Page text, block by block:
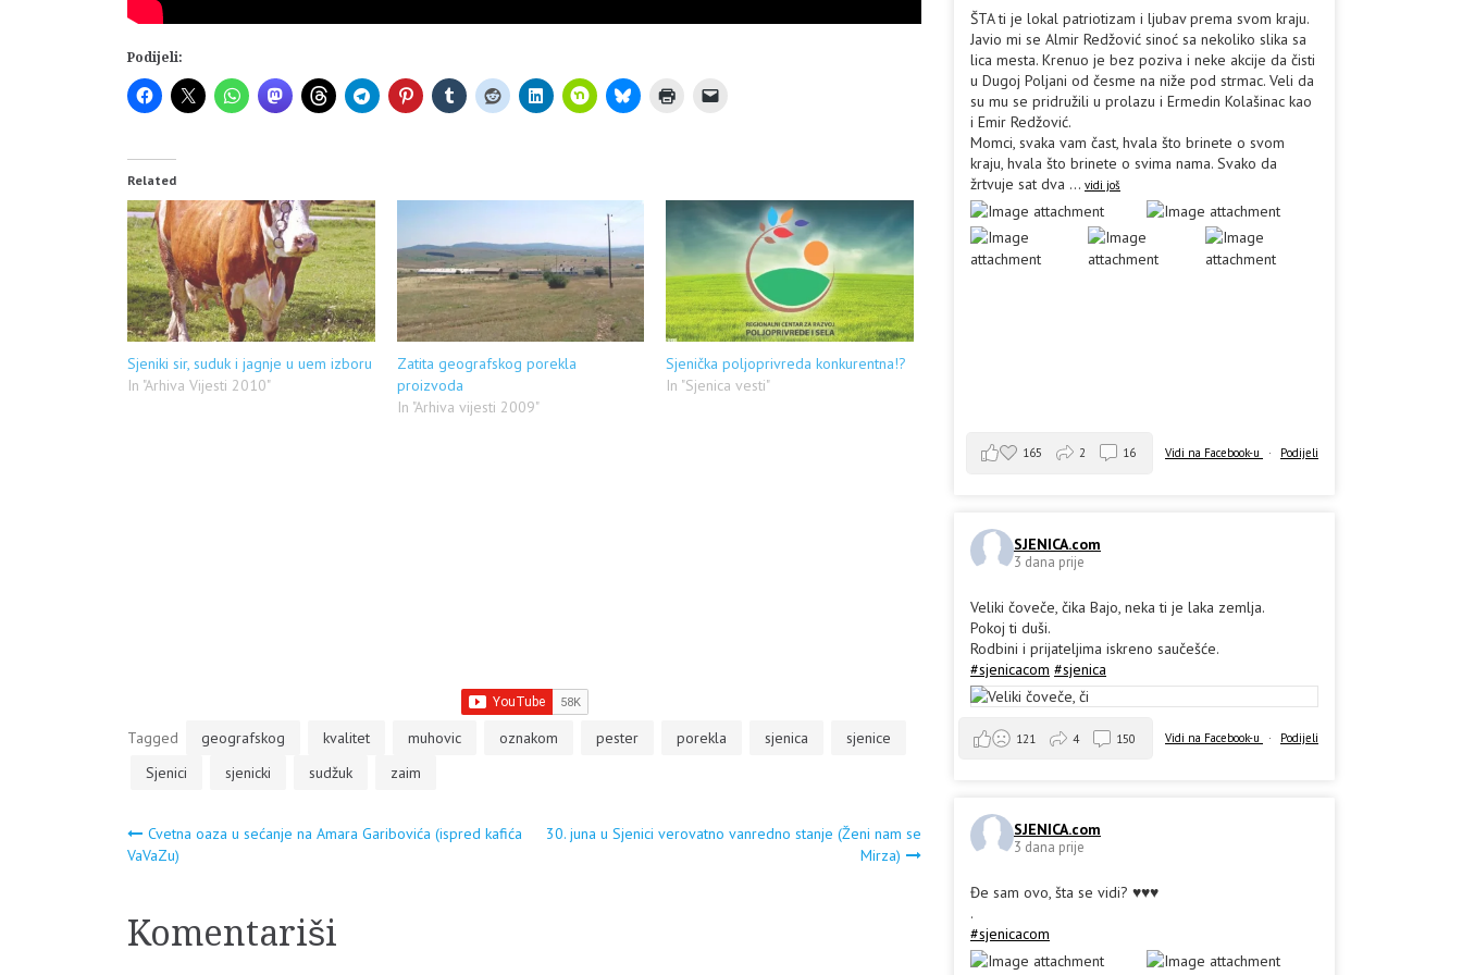
Podijeli:
Related
Sjeniki sir, suduk i jagnje u uem izboru
In "Arhiva Vijesti 2010"
Zatita geografskog porekla
proizvoda
In "Arhiva vijesti 2009"
Sjenička poljoprivreda konkurentna!?
In "Sjenica vesti"
Tagged geografskog kvalitet muhovic oznakom pester porekla sjenica
sjenice
Sjenici
sjenicki sudžuk zaim
Navigacija
Cvetna oaza u sećanje na Amara Garibovića (ispred kafića
VaVaZu)
30. juna u Sjenici verovatno vanredno stanje (Ženi nam se
Mirza)
Komentariši
ŠTA ti je lokal patriotizam i ljubav prema svom kraju.
Javio mi se Almir Redžović sinoć sa nekoliko slika sa
lica mesta. Krenuo je bez poziva i neke akcije da čisti
u Dugoj Poljani od česme na niže pod strmac. Veli da
su mu se pridružili u prolazu i Ermedin Kolašinac kao
i Emir Redžović.
Momci, svaka vam čast, hvala što brinete o svom
kraju, hvala što brinete o svima nama. Svako da
žrtvuje sat dva ... vidi još
Vidi na Facebook-u · Podijeli
165 2 16
SJENICA.com
3 dana prije
Veliki čoveče, čika Bajo, neka ti je laka zemlja.
Pokoj ti duši.
Rodbini i prijateljima iskreno saučešće.
#sjenicacom #sjenica
Vidi na Facebook-u · Podijeli
121 4 150
SJENICA.com
3 dana prije
Đe sam ovo, šta se vidi? ♥️♥️♥️
.
#sjenicacom